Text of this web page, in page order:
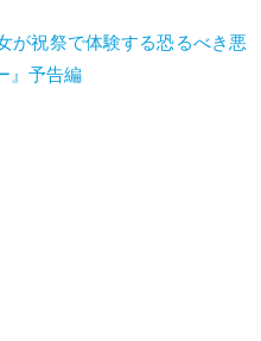
が祝祭で体験する恐るべき悪
』予告編